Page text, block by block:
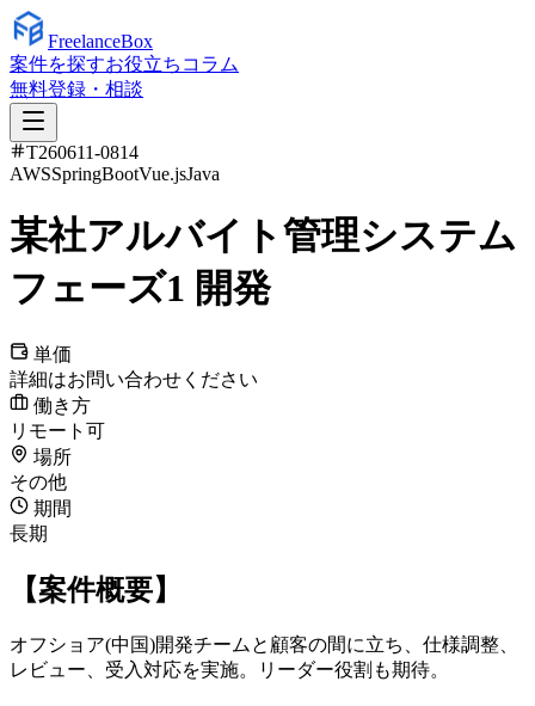
FreelanceBox
案件を探すお役立ちコラム
無料登録・相談
T260611-0814
AWSSpringBootVue.jsJava
某社アルバイト管理システム
フェーズ1 開発
単価
詳細はお問い合わせください
働き方
リモート可
場所
その他
期間
長期
【案件概要】
オフショア(中国)開発チームと顧客の間に立ち、仕様調整、
レビュー、受入対応を実施。リーダー役割も期待。